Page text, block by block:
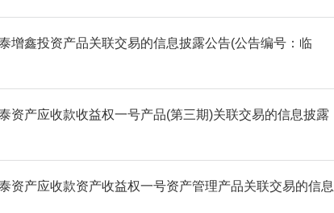
增鑫投资产品关联交易的信息披露公告(公告编号：临
资产应收款收益权一号产品(第三期)关联交易的信息披露
资产应收款资产收益权一号资产管理产品关联交易的信息